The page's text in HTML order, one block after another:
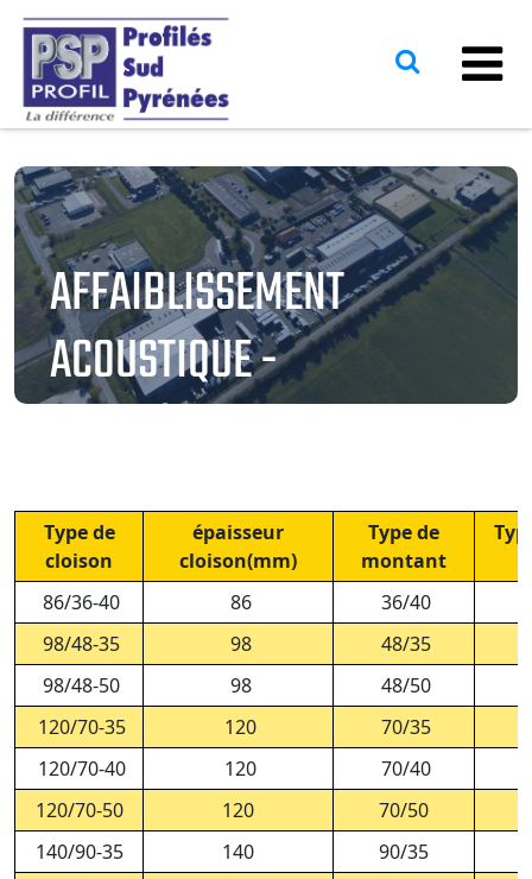
AFFAIBLISSEMENT
ACOUSTIQUE -
2BA13/1200
Type de
cloison
épaisseur
cloison(mm)
Type de
montant
86/36-40 86
36/40
98/48-35
98
48/35
98/48-50
98
48/50
120/70-35
120
70/35
120/70-40
120
70/40
120/70-50
120
70/50
140/90-35
140
90/35